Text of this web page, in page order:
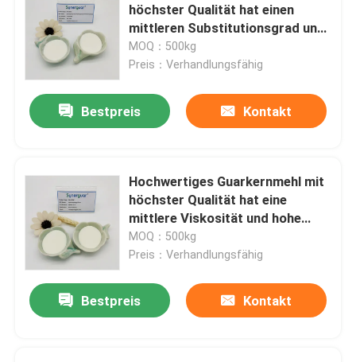
höchster Qualität hat einen
mittleren Substitutionsgrad und
eine hohe Transparenz für die
Haarpflege
MOQ：500kg
Preis：Verhandlungsfähig
Bestpreis Kontakt
Hochwertiges Guarkernmehl mit
höchster Qualität hat eine
mittlere Viskosität und hohe
Transparenz für die
Körperpflege
MOQ：500kg
Preis：Verhandlungsfähig
Bestpreis Kontakt